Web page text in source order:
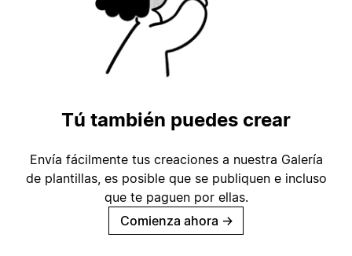
Tú también puedes crear
Envía fácilmente tus creaciones a nuestra Galería
de plantillas, es posible que se publiquen e incluso
que te paguen por ellas.
Comienza ahora →